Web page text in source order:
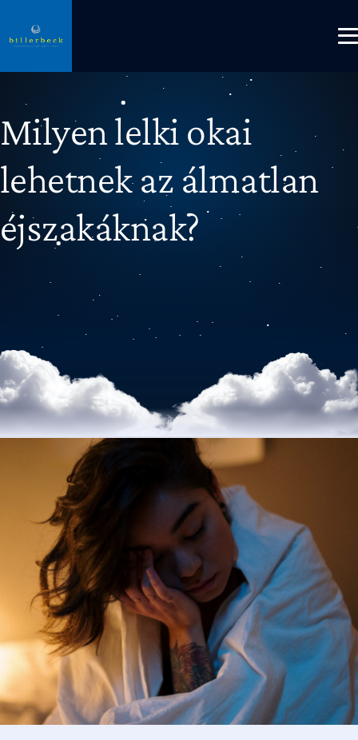
Milyen lelki okai
lehetnek az álmatlan
éjszakáknak?